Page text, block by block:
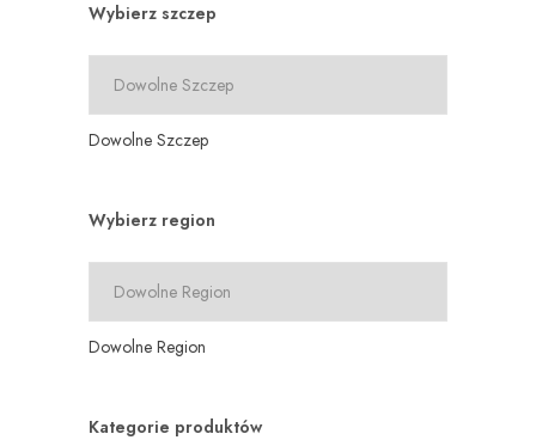
Wybierz szczep
Dowolne Szczep
Wybierz region
Dowolne Region
Kategorie produktów